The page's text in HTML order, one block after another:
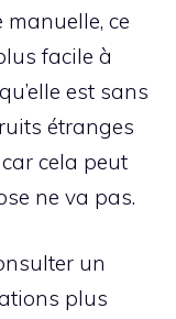
manuelle, ce
facile à
est sans
étranges
cela peut
ne va pas.
un
plus